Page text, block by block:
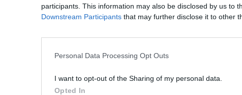
participants. This information may also be disclosed by us to
Downstream Participants that may further disclose it to other
Personal Data Processing Opt Outs
I want to opt-out of the Sharing of my personal data.
Opted In